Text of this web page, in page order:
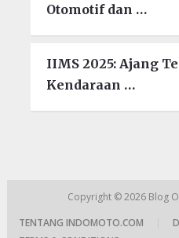
Otomotif dan …
IIMS 2025: Ajang
Kendaraan …
Copyright © 2026 Blog
TENTANG INDOMOTO.COM